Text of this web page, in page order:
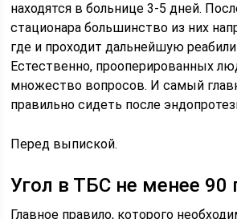
находятся в больнице 3-5 дней.
стационара большинство из них
где и проходит дальнейшую
Естественно, прооперированных
множество вопросов. И самый
правильно сидеть после
Перед выпиской.
Угол в ТБС не менее 90
Главное правило, которого